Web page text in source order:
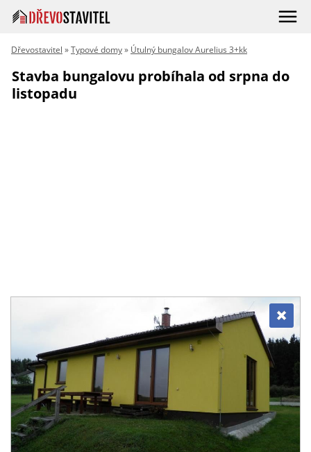
Dřevostavitel »Typové domy» Útulný bungalov Aurelius 3+kk
Stavba bungalovu probíhala od srpna do
listopadu